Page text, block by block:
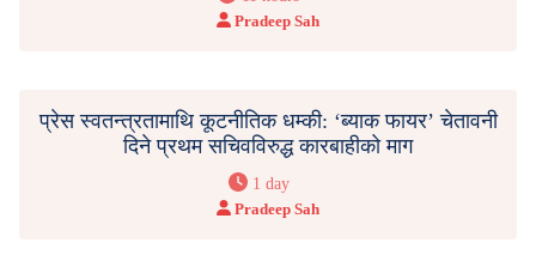
Pradeep Sah
प्रेस स्वतन्त्रतामाथि कूटनीतिक धम्की: ‘ब्याक फायर’ चेतावनी
दिने प्रथम सचिवविरुद्ध कारबाहीको माग
1 day
Pradeep Sah